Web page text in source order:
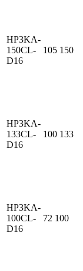
HP3KA-
150CL-
D16
105 150
HP3KA-
133CL-
D16
100 133
HP3KA-
100CL-
D16
72 100